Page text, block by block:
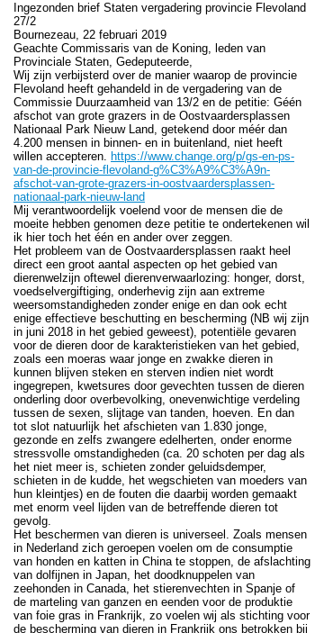
Ingezonden brief Staten vergadering provincie Flevoland
27/2
Bournezeau, 22 februari 2019
Geachte Commissaris van de Koning, leden van
Provinciale Staten, Gedeputeerde,
Wij zijn verbijsterd over de manier waarop de provincie
Flevoland heeft gehandeld in de vergadering van de
Commissie Duurzaamheid van 13/2 en de petitie: Géén
afschot van grote grazers in de Oostvaardersplassen
Nationaal Park Nieuw Land, getekend door méér dan
4.200 mensen in binnen- en in buitenland, niet heeft
willen accepteren. https://www.change.org/p/gs-en-ps-
van-de-provincie-flevoland-g%C3%A9%C3%A9n-
afschot-van-grote-grazers-in-oostvaardersplassen-
nationaal-park-nieuw-land
Mij verantwoordelijk voelend voor de mensen die de
moeite hebben genomen deze petitie te ondertekenen wil
ik hier toch het één en ander over zeggen.
Het probleem van de Oostvaardersplassen raakt heel
direct een groot aantal aspecten op het gebied van
dierenwelzijn oftewel dierenverwaarlozing: honger, dorst,
voedselvergiftiging, onderhevig zijn aan extreme
weersomstandigheden zonder enige en dan ook echt
enige effectieve beschutting en bescherming (NB wij zijn
in juni 2018 in het gebied geweest), potentiële gevaren
voor de dieren door de karakteristieken van het gebied,
zoals een moeras waar jonge en zwakke dieren in
kunnen blijven steken en sterven indien niet wordt
ingegrepen, kwetsures door gevechten tussen de dieren
onderling door overbevolking, onevenwichtige verdeling
tussen de sexen, slijtage van tanden, hoeven. En dan
tot slot natuurlijk het afschieten van 1.830 jonge,
gezonde en zelfs zwangere edelherten, onder enorme
stressvolle omstandigheden (ca. 20 schoten per dag als
het niet meer is, schieten zonder geluidsdemper,
schieten in de kudde, het wegschieten van moeders van
hun kleintjes) en de fouten die daarbij worden gemaakt
met enorm veel lijden van de betreffende dieren tot
gevolg.
Het beschermen van dieren is universeel. Zoals mensen
in Nederland zich geroepen voelen om de consumptie
van honden en katten in China te stoppen, de afslachting
van dolfijnen in Japan, het doodknuppelen van
zeehonden in Canada, het stierenvechten in Spanje of
de marteling van ganzen en eenden voor de produktie
van foie gras in Frankrijk, zo voelen wij als stichting voor
de bescherming van dieren in Frankrijk ons betrokken bij